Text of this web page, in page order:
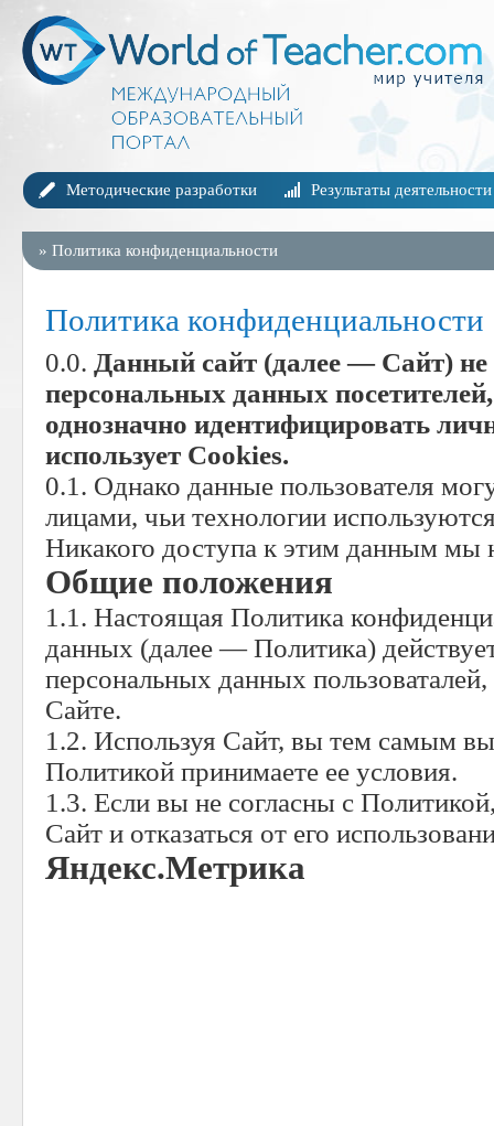
Методические разработки Результаты деятельности
» Политика конфиденциальности
Политика конфиденциальности
0.0. Данный сайт (далее — Сайт) не
персональных данных
однозначно идентифицировать
использует Cookies.
0.1. Однако данные пользователя
лицами, чьи технологии
Никакого доступа к этим данным мы
Общие положения
1.1. Настоящая Политика
данных (далее — Политика)
персональных данных
Сайте.
1.2. Используя Сайт, вы тем самым
Политикой принимаете ее условия.
1.3. Если вы не согласны с
Сайт и отказаться от его
Яндекс.Метрика